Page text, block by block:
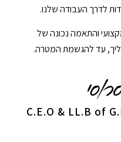
לדרך העבודה שלנו.
והתאמה נכונה של
עד להגשמת המטרה.
C.E.O & LL.B of